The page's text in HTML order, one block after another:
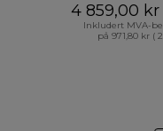
4 859,00 kr
Inkludert MVA-
på 971,80 kr (